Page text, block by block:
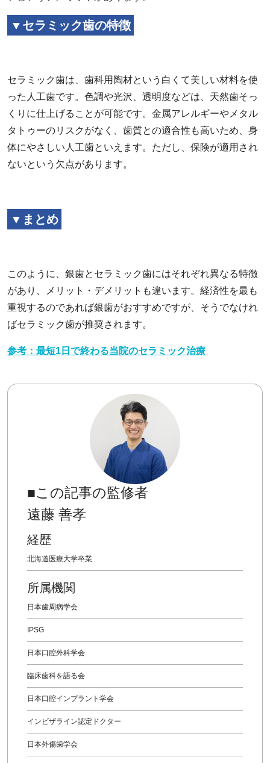
▼セラミック歯の特徴
セラミック歯は、歯科用陶材という白くて美しい材料を使
った人工歯です。色調や光沢、透明度などは、天然歯そっ
くりに仕上げることが可能です。金属アレルギーやメタル
タトゥーのリスクがなく、歯質との適合性も高いため、身
体にやさしい人工歯といえます。ただし、保険が適用され
ないという欠点があります。
▼まとめ
このように、銀歯とセラミック歯にはそれぞれ異なる特徴
があり、メリット・デメリットも違います。経済性を最も
重視するのであれば銀歯がおすすめですが、そうでなけれ
ばセラミック歯が推奨されます。
参考：最短1日で終わる当院のセラミック治療
■この記事の監修者
遠藤 善孝
経歴
北海道医療大学卒業
所属機関
日本歯周病学会
IPSG
日本口腔外科学会
臨床歯科を語る会
日本口腔インプラント学会
インビザライン認定ドクター
日本外傷歯学会